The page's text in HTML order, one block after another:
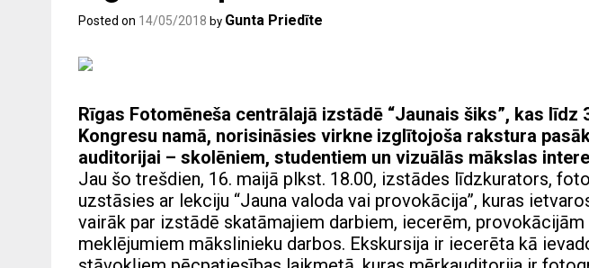
Posted on 14/05/2018 by Gunta Priedīte
Rīgas Fotomēneša centrālajā izstādē “Jaunais šiks”, kas līdz
Kongresu namā, norisināsies virkne izglītojoša rakstura
auditorijai – skolēniem, studentiem un vizuālās mākslas
Jau šo trešdien, 16. maijā plkst. 18.00, izstādes līdzkurators,
uzstāsies ar lekciju “Jauna valoda vai provokācija”, kuras
vairāk par izstādē skatāmajiem darbiem, iecerēm,
meklējumiem mākslinieku darbos. Ekskursija ir iecerēta kā